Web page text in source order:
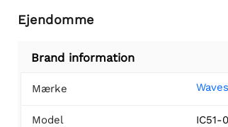
Ejendomme
Brand information
Mærke
Model IC51-